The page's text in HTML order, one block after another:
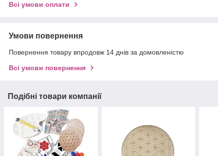
Всі умови оплати
Умови повернення
Повернення товару впродовж 14 днів за домовленістю
Всі умови повернення
Подібні товари компанії